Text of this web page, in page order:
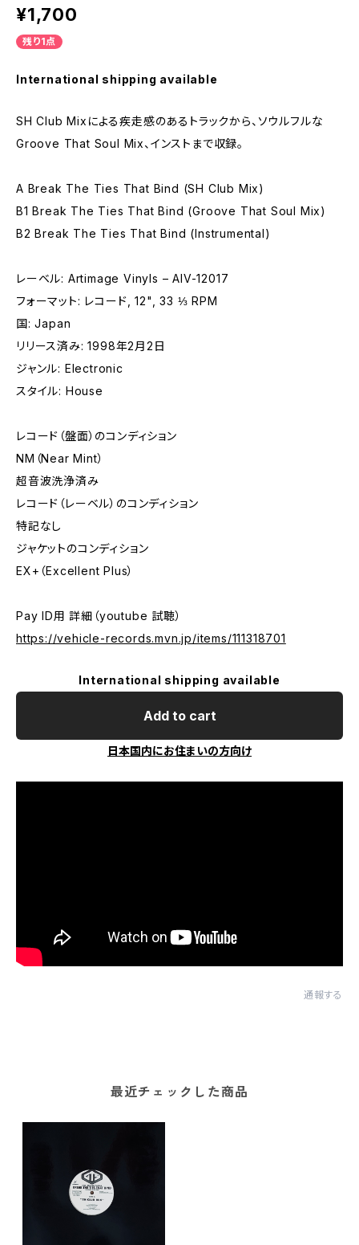
¥1,700
残り1点
International shipping available
SH Club Mixによる疾走感のあるトラックから、ソウルフルな
Groove That Soul Mix、インストまで収録。
A Break The Ties That Bind (SH Club Mix)
B1 Break The Ties That Bind (Groove That Soul Mix)
B2 Break The Ties That Bind (Instrumental)
レーベル: Artimage Vinyls – AIV-12017
フォーマット: レコード, 12", 33 ⅓ RPM
国: Japan
リリース済み: 1998年2月2日
ジャンル: Electronic
スタイル: House
レコード（盤面）のコンディション
NM（Near Mint）
超音波洗浄済み
レコード（レーベル）のコンディション
特記なし
ジャケットのコンディション
EX+（Excellent Plus）
Pay ID用 詳細（youtube 試聴）
https://vehicle-records.mvn.jp/items/111318701
International shipping available
Add to cart
日本国内にお住まいの方向け
通報する
最近チェックした商品